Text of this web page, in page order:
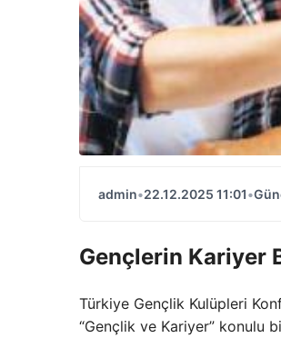
admin•22.12.2025 11:01•
Gençlerin Kariyer
Türkiye Gençlik Kulüpleri
“Gençlik ve Kariyer” konulu